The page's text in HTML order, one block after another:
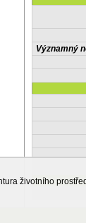
Významný
životního